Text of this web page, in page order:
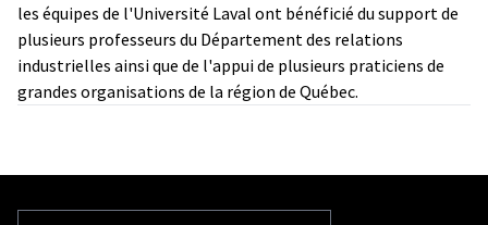
les équipes de l'Université Laval ont bénéficié du support de
plusieurs professeurs du Département des relations
industrielles ainsi que de l'appui de plusieurs praticiens de
grandes organisations de la région de Québec.